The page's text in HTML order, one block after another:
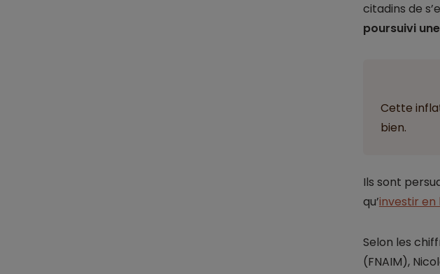
citadins de
poursuivi
Cette
bien.
Ils sont
qu’investir en
Selon les
(FNAIM),